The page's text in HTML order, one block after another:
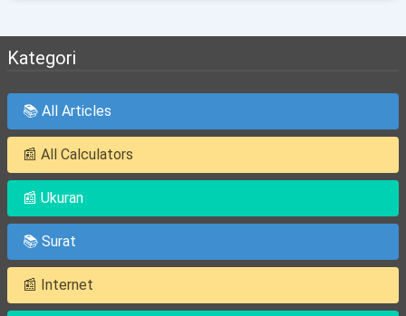
Kategori
📚 All Articles
📰 All Calculators
📰 Ukuran
📚 Surat
📰 Internet